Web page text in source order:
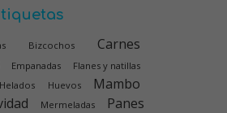
Bizcochos Carnes
Empanadas
Flanes y natillas
Helados Huevos
Mambo
Mermeladas
Panes